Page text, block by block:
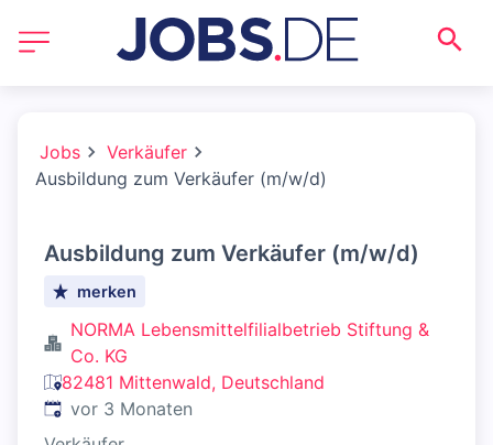
Jobs
Verkäufer
Ausbildung zum Verkäufer (m/w/d)
Ausbildung zum Verkäufer (m/w/d)
merken
NORMA Lebensmittelfilialbetrieb Stiftung &
Co. KG
82481 Mittenwald, Deutschland
Veröffentlicht:
vor 3 Monaten